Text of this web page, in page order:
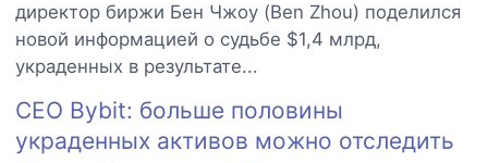
директор биржи Бен Чжоу (Ben Zhou) поделился
новой информацией о судьбе $1,4 млрд,
украденных в результате...
CEO Bybit: больше половины
украденных активов можно отследить